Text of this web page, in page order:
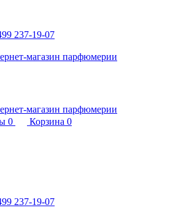
237-19-07
0 Корзина 0
237-19-07